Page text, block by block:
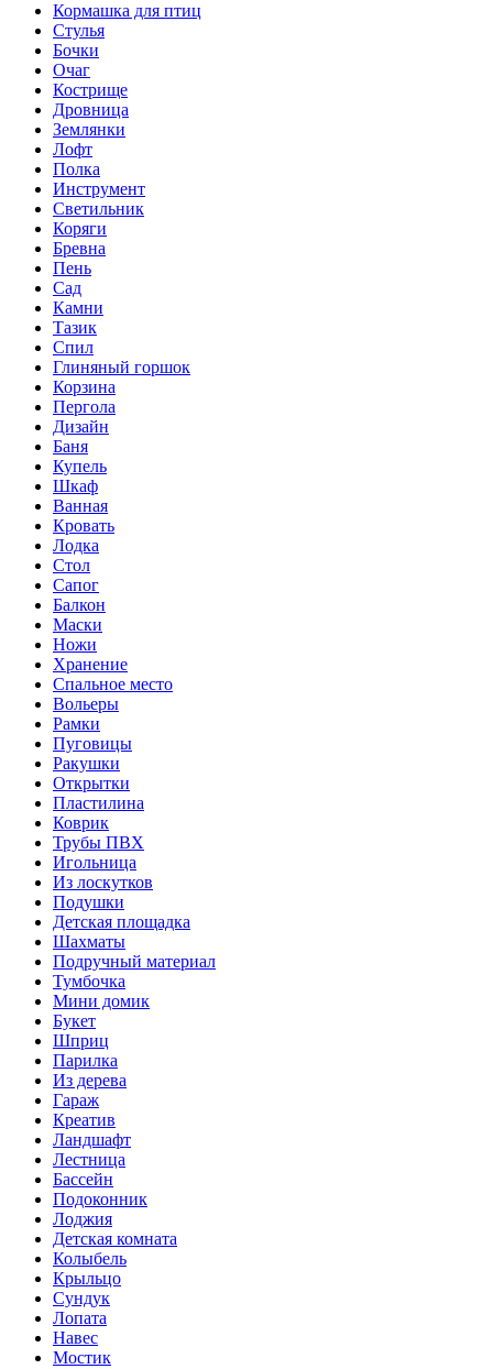
Кормашка для птиц
Стулья
Бочки
Очаг
Кострище
Дровница
Землянки
Лофт
Полка
Инструмент
Светильник
Коряги
Бревна
Пень
Сад
Камни
Тазик
Спил
Глиняный горшок
Корзина
Пергола
Дизайн
Баня
Купель
Шкаф
Ванная
Кровать
Лодка
Стол
Сапог
Балкон
Маски
Ножи
Хранение
Спальное место
Вольеры
Рамки
Пуговицы
Ракушки
Открытки
Пластилина
Коврик
Трубы ПВХ
Игольница
Из лоскутков
Подушки
Детская площадка
Шахматы
Подручный материал
Тумбочка
Мини домик
Букет
Шприц
Парилка
Из дерева
Гараж
Креатив
Ландшафт
Лестница
Бассейн
Подоконник
Лоджия
Детская комната
Колыбель
Крыльцо
Сундук
Лопата
Навес
Мостик